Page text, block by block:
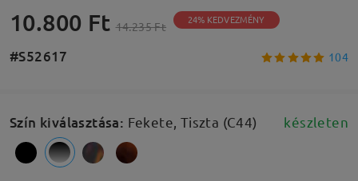
10.800 Ft 14.235 Ft 24% KEDVEZMÉNY
#S52617 104
Szín kiválasztása: Fekete, Tiszta (C44) készleten